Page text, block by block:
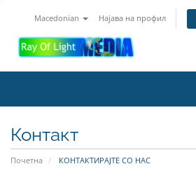
Macedonian Најава на профил
Контакт
Почетна КОНТАКТИРАЈТЕ СО НАС